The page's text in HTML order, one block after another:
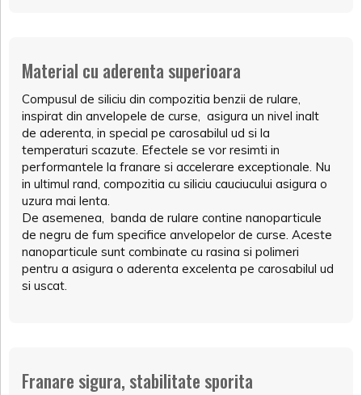
Material cu aderenta superioara
Compusul de siliciu din compozitia benzii de rulare,
inspirat din anvelopele de curse, asigura un nivel inalt
de aderenta, in special pe carosabilul ud si la
temperaturi scazute. Efectele se vor resimti in
performantele la franare si accelerare exceptionale. Nu
in ultimul rand, compozitia cu siliciu cauciucului asigura o
uzura mai lenta.
De asemenea, banda de rulare contine nanoparticule
de negru de fum specifice anvelopelor de curse. Aceste
nanoparticule sunt combinate cu rasina si polimeri
pentru a asigura o aderenta excelenta pe carosabilul ud
si uscat.
Franare sigura, stabilitate sporita